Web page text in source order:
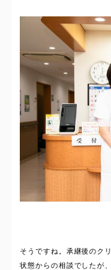
そうですね。承継後のク
状態からの相談でしたが